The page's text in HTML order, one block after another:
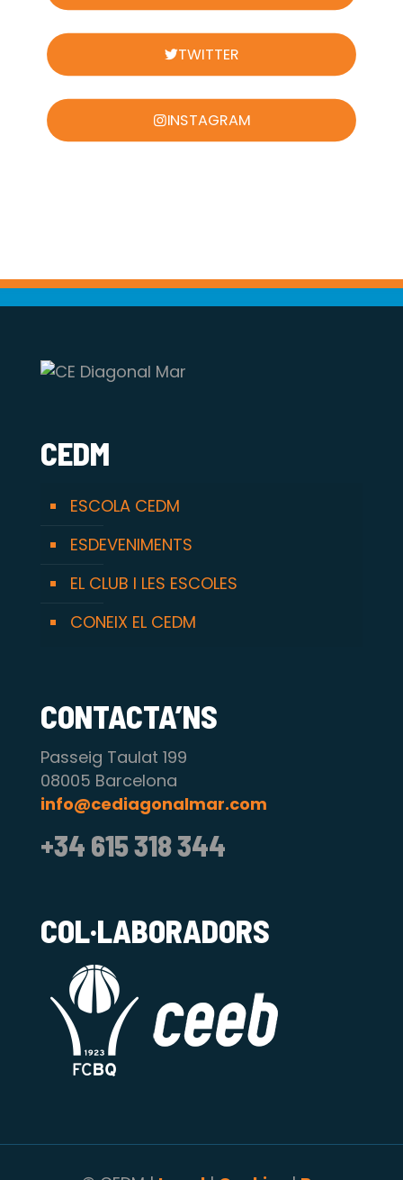
TWITTER
INSTAGRAM
CEDM
ESCOLA CEDM
ESDEVENIMENTS
EL CLUB I LES ESCOLES
CONEIX EL CEDM
CONTACTA’NS
Passeig Taulat 199
08005 Barcelona
info@cediagonalmar.com
+34 615 318 344
COL·LABORADORS